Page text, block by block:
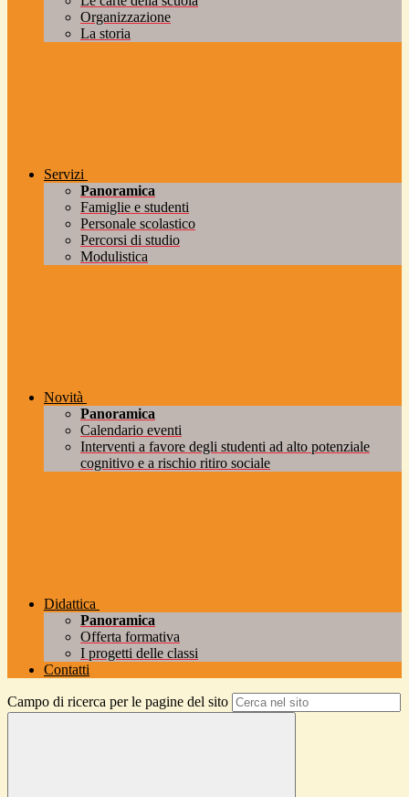
Organizzazione
La storia
Servizi
Panoramica
Famiglie e studenti
Personale scolastico
Percorsi di studio
Modulistica
Novità
Panoramica
Calendario eventi
Interventi a favore degli studenti ad alto potenziale
cognitivo e a rischio ritiro sociale
Didattica
Panoramica
Offerta formativa
I progetti delle classi
Contatti
Campo di ricerca per le pagine del sito